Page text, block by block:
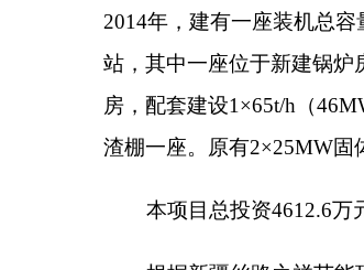
根据新疆丝路之祥节能环保咨
称《报告表》）的评价结论和阿合
后，项目所产生的不利环境影响可
采取的环境保护措施进行建设。